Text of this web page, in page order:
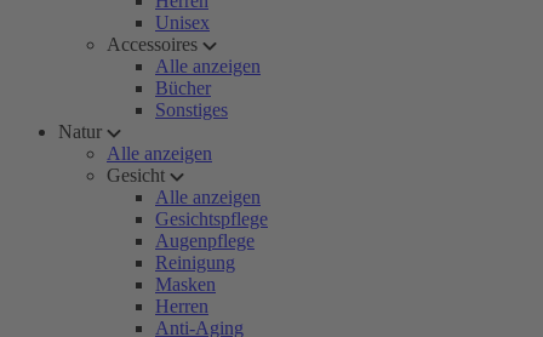
Unisex
Accessoires
Alle anzeigen
Bücher
Sonstiges
Natur
Alle anzeigen
Gesicht
Alle anzeigen
Gesichtspflege
Augenpflege
Reinigung
Masken
Herren
Anti-Aging